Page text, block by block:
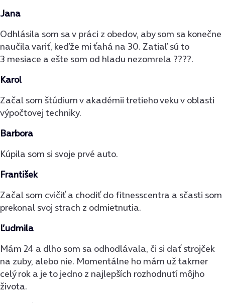
Jana
Odhlásila som sa v práci z obedov, aby som sa konečne
naučila variť, keďže mi ťahá na 30. Zatiaľ sú to
3 mesiace a ešte som od hladu nezomrela ????.
Karol
Začal som štúdium v akadémii tretieho veku v oblasti
výpočtovej techniky.
Barbora
Kúpila som si svoje prvé auto.
František
Začal som cvičiť a chodiť do fitnesscentra a sčasti som
prekonal svoj strach z odmietnutia.
Ľudmila
Mám 24 a dlho som sa odhodlávala, či si dať strojček
na zuby, alebo nie. Momentálne ho mám už takmer
celý rok a je to jedno z najlepších rozhodnutí môjho
života.